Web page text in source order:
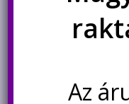
darabos, 0.6 – 1.5mm
Az